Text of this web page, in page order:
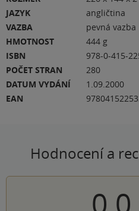
JAZYK
angličtina
VAZBA
pevná vazba
HMOTNOST
444 g
ISBN
978-0-415-
POČET STRAN
280
DATUM VYDÁNÍ
1.09.2000
EAN
Hodnocení a